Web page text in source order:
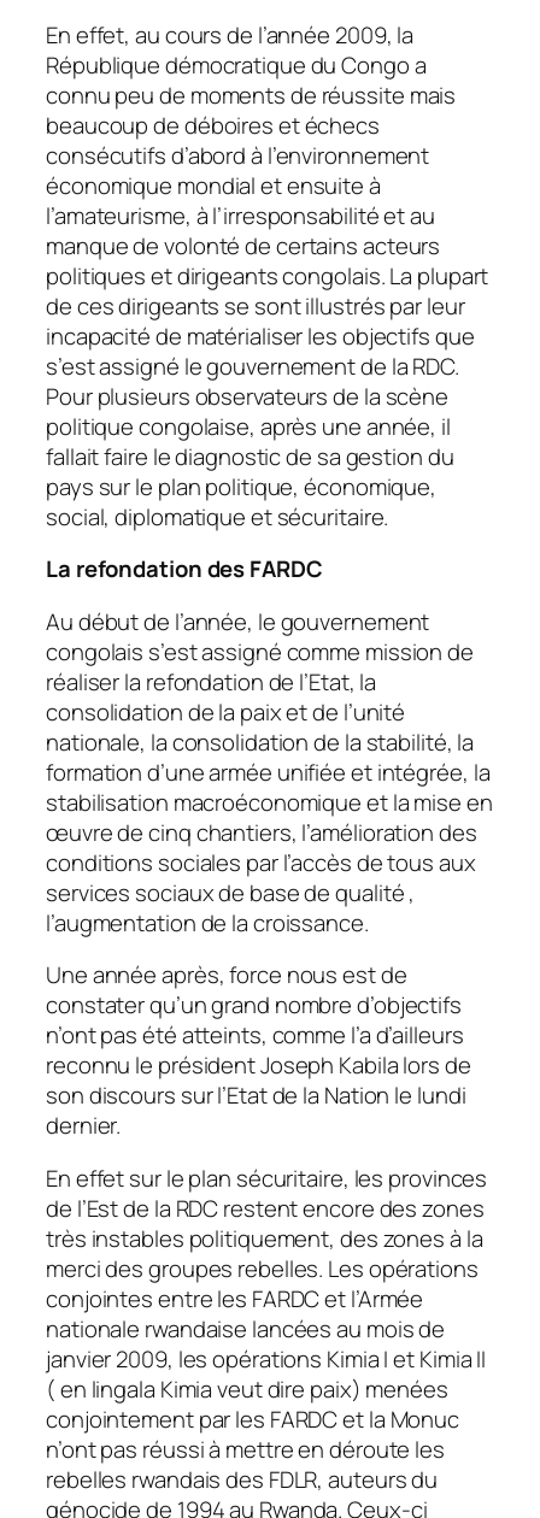
En effet, au cours de l’année 2009, la
République démocratique du Congo a
connu peu de moments de réussite mais
beaucoup de déboires et échecs
consécutifs d’abord à l’environnement
économique mondial et ensuite à
l’amateurisme, à l’irresponsabilité et au
manque de volonté de certains acteurs
politiques et dirigeants congolais. La plupart
de ces dirigeants se sont illustrés par leur
incapacité de matérialiser les objectifs que
s’est assigné le gouvernement de la RDC.
Pour plusieurs observateurs de la scène
politique congolaise, après une année, il
fallait faire le diagnostic de sa gestion du
pays sur le plan politique, économique,
social, diplomatique et sécuritaire.
La refondation des FARDC
Au début de l’année, le gouvernement
congolais s’est assigné comme mission de
réaliser la refondation de l’Etat, la
consolidation de la paix et de l’unité
nationale, la consolidation de la stabilité, la
formation d’une armée unifiée et intégrée, la
stabilisation macroéconomique et la mise en
œuvre de cinq chantiers, l’amélioration des
conditions sociales par l’accès de tous aux
services sociaux de base de qualité ,
l’augmentation de la croissance.
Une année après, force nous est de
constater qu’un grand nombre d’objectifs
n’ont pas été atteints, comme l’a d’ailleurs
reconnu le président Joseph Kabila lors de
son discours sur l’Etat de la Nation le lundi
dernier.
En effet sur le plan sécuritaire, les provinces
de l’Est de la RDC restent encore des zones
très instables politiquement, des zones à la
merci des groupes rebelles. Les opérations
conjointes entre les FARDC et l’Armée
nationale rwandaise lancées au mois de
janvier 2009, les opérations Kimia I et Kimia II
( en lingala Kimia veut dire paix) menées
conjointement par les FARDC et la Monuc
n’ont pas réussi à mettre en déroute les
rebelles rwandais des FDLR, auteurs du
génocide de 1994 au Rwanda. Ceux-ci